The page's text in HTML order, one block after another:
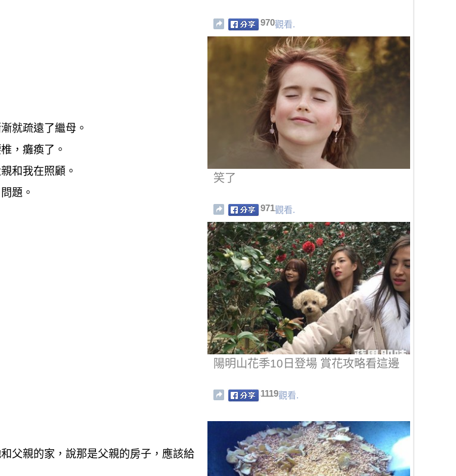
就疏遠了繼母。
，癱瘓了。
和我在照顧。
題。
父親的家，說那是父親的房子，應該給
970觀看.
笑了
971觀看.
陽明山花季10日登場 賞花攻略看這邊
1119觀看.